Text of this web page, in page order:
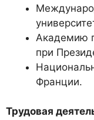
Академию
при
Франции.
Трудовая